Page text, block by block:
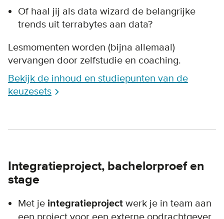
Of haal jij als data wizard de belangrijke
trends uit terrabytes aan data?
Lesmomenten worden (bijna allemaal)
vervangen door zelfstudie en coaching.
Bekijk de inhoud en studiepunten van de
keuzesets
Integratieproject, bachelorproef en
stage
Met je integratieproject werk je in team aan